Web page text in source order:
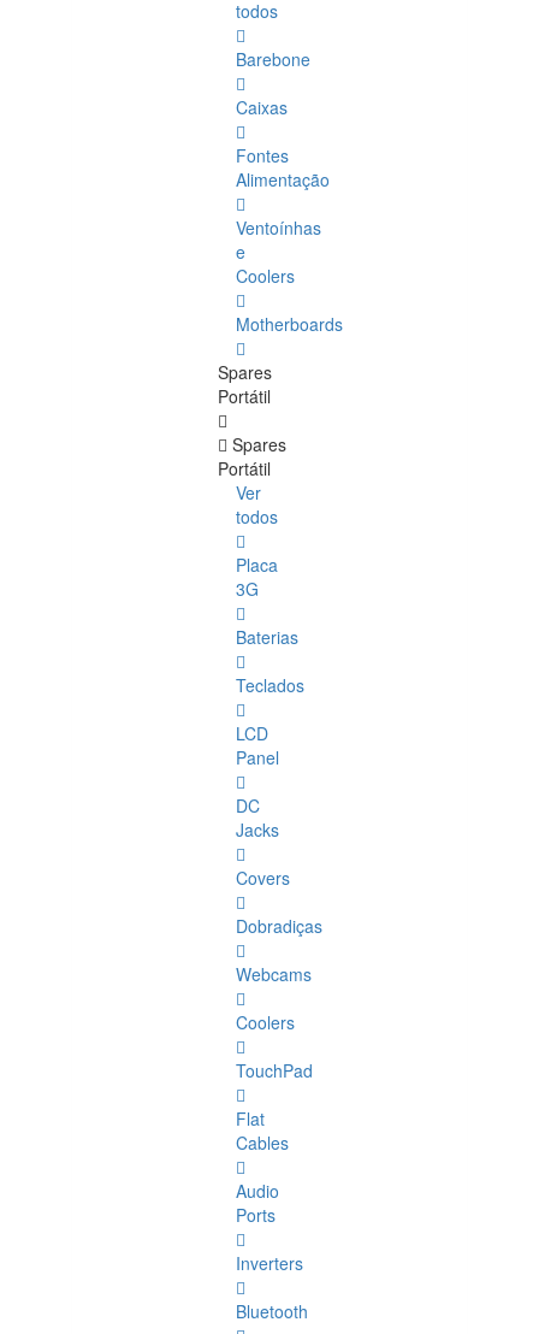
todos
Barebone
Caixas
Fontes
Alimentação
Ventoínhas
e
Coolers
Motherboards
Spares
Portátil
Spares
Portátil
Ver
todos
Placa
3G
Baterias
Teclados
LCD
Panel
DC
Jacks
Covers
Dobradiças
Webcams
Coolers
TouchPad
Flat
Cables
Audio
Ports
Inverters
Bluetooth